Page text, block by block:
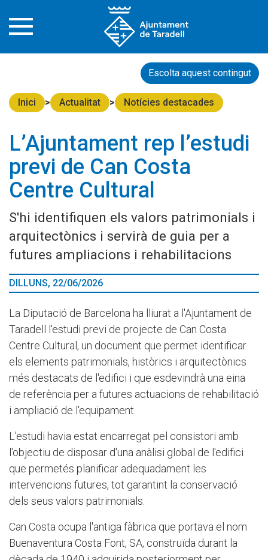
Escolta aquest contingut
Inici Actualitat Notícies destacades
L’Ajuntament rep l’estudi
previ de Can Costa
Centre Cultural
S'hi identifiquen els valors patrimonials i
arquitectònics i servirà de guia per a
futures ampliacions i rehabilitacions
DILLUNS, 22/06/2026
La Diputació de Barcelona ha lliurat a l'Ajuntament de
Taradell l'estudi previ de projecte de Can Costa
Centre Cultural, un document que permet identificar
els elements patrimonials, històrics i arquitectònics
més destacats de l'edifici i que esdevindrà una eina
de referència per a futures actuacions de rehabilitació
i ampliació de l'equipament.
L'estudi havia estat encarregat pel consistori amb
l'objectiu de disposar d'una anàlisi global de l'edifici
que permetés planificar adequadament les
intervencions futures, tot garantint la conservació
dels seus valors patrimonials.
Can Costa ocupa l'antiga fàbrica que portava el nom
Buenaventura Costa Font, SA, construïda durant la